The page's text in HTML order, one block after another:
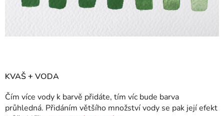
KVAŠ + VODA
Čím více vody k barvě přidáte, tím víc bude barva
průhledná. Přidáním většího množství vody se pak její efekt